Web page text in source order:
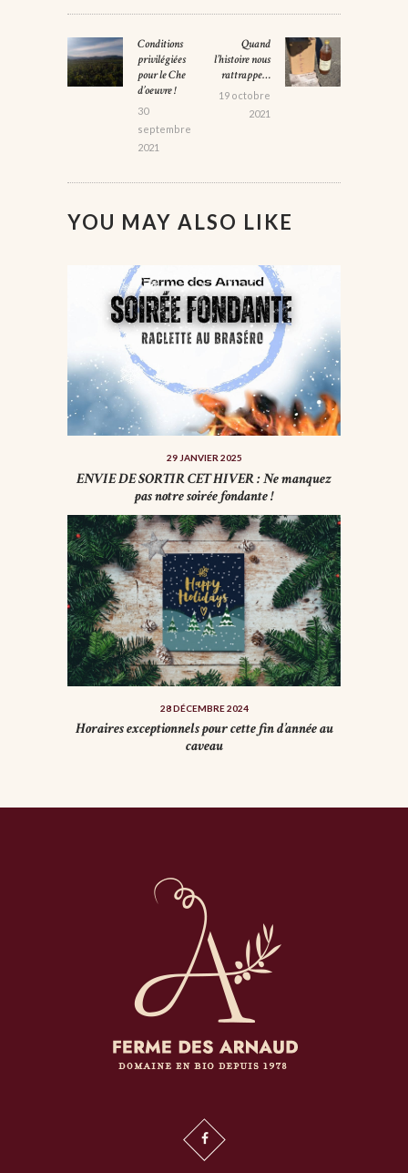
DE
L’ARTICLE
Previous
post:
Conditions
privilégiées
pour le Che
d’oeuvre !
30
septembre
2021
Next
post:
Quand
l’histoire nous
rattrappe…
19 octobre
2021
YOU MAY ALSO LIKE
29 JANVIER 2025
ENVIE DE SORTIR CET HIVER : Ne manquez
pas notre soirée fondante !
28 DÉCEMBRE 2024
Horaires exceptionnels pour cette fin d’année au
caveau